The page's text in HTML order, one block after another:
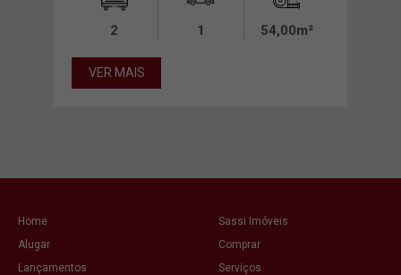
2 1 54,00m²
VER MAIS
Home
Sassi Imóveis
Alugar
Comprar
Lançamentos
Serviços